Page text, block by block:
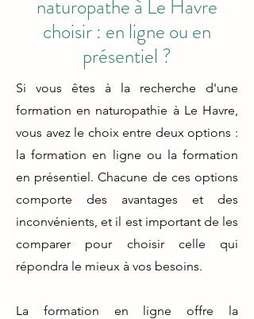
naturopathe à Le Havre
choisir : en ligne ou en
présentiel ?
Si vous êtes à la recherche d'une
formation en naturopathie à Le Havre,
vous avez le choix entre deux options :
la formation en ligne ou la formation
en présentiel. Chacune de ces options
comporte des avantages et des
inconvénients, et il est important de les
comparer pour choisir celle qui
répondra le mieux à vos besoins.
La formation en ligne offre la